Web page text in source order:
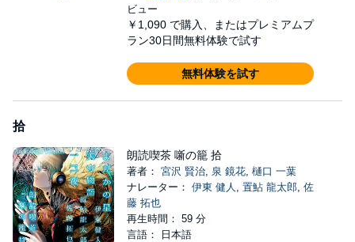
ビュー
￥1,090 で購入、またはプレミアムプ
ラン30日間無料体験で試す
無料体験を試す
拾
朗読喫茶 噺の籠 拾
著者： 宮沢 賢治, 泉 鏡花, 樋口 一葉
ナレーター： 伊東 健人 , 置鮎 龍太郎, 佐
藤 拓也
再生時間： 59 分
言語： 日本語